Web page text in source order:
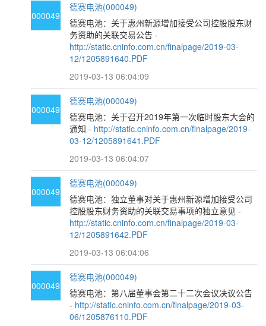
000049
德赛电池(000049)
德赛电池：关于惠州新源增加接受公司控股股东财
务资助的关联交易公告 -
http://static.cninfo.com.cn/finalpage/2019-03-
12/1205891640.PDF
2019-03-13 06:04:09
000049
德赛电池(000049)
德赛电池：关于召开2019年第一次临时股东大会的
通知 - http://static.cninfo.com.cn/finalpage/2019-
03-12/1205891641.PDF
2019-03-13 06:04:07
000049
德赛电池(000049)
德赛电池：独立董事对关于惠州新源增加接受公司
控股股东财务资助的关联交易事项的独立意见 -
http://static.cninfo.com.cn/finalpage/2019-03-
12/1205891642.PDF
2019-03-13 06:04:06
000049
德赛电池(000049)
德赛电池：第八届董事会第二十二次会议决议公告
- http://static.cninfo.com.cn/finalpage/2019-03-
06/1205876110.PDF